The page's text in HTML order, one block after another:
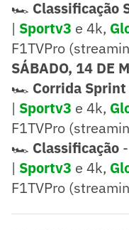
🏎️ Classificação
| Sportv3 e 4k,
F1TVPro
SÁBADO, 14 DE
🏎️ Corrida Sprint
| Sportv3 e 4k,
F1TVPro
🏎️ Classificação
| Sportv3 e 4k,
F1TVPro